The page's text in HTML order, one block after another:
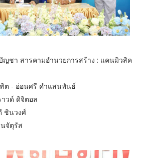
ญชา สารคามอำนวยการสร้าง : แคนมิวสิค
ต - อ่อนศรี คำแสนพันธ์
าวด์ ดิจิตอล
ชินวงศ์
จัตุรัส